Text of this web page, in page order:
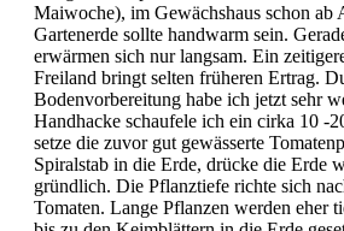
Maiwoche), im Gewächshaus schon
Gartenerde sollte handwarm sein.
erwärmen sich nur langsam. Ein
Freiland bringt selten früheren Ertrag.
Bodenvorbereitung habe ich jetzt sehr
Handhacke schaufele ich ein cirka 10 -
setze die zuvor gut gewässerte
Spiralstab in die Erde, drücke die Erde
gründlich. Die Pflanztiefe richte sich
Tomaten. Lange Pflanzen werden eher